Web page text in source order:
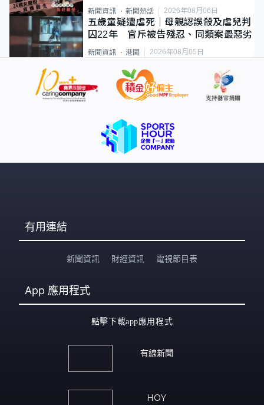
新聞資訊 新聞熱話 2026年08月06日
五歲童疑遭虐死｜母親認誤殺及虐兒判
囚22年 官斥被告殘忍、同類案最惡劣
新聞資訊 港聞 2026年08月05日
有用連結
新聞資訊 財經資訊 電視節目表
App 應用程式
點擊下載app應用程式
有線新聞
HOY